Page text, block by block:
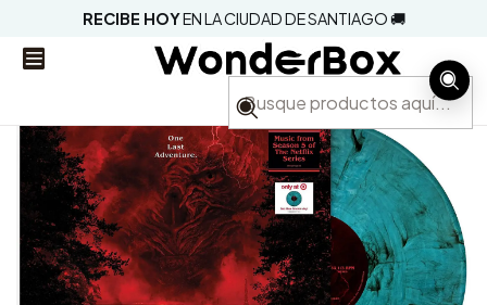
RECIBE HOYEN LA CIUDAD DE SANTIAGO 🚚